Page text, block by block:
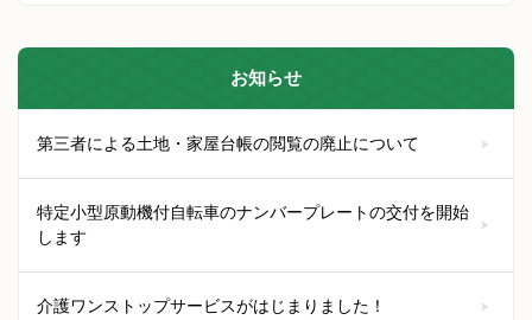
お知らせ
第三者による土地・家屋台帳の閲覧の廃止について
特定小型原動機付自転車のナンバープレートの交付を開始
します
介護ワンストップサービスがはじまりました！